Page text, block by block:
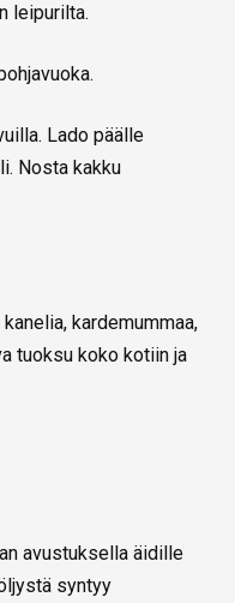
leipurilta.
Lado päälle
Nosta kakku
kardemummaa,
tuoksu koko kotiin ja
avustuksella äidille
syntyy